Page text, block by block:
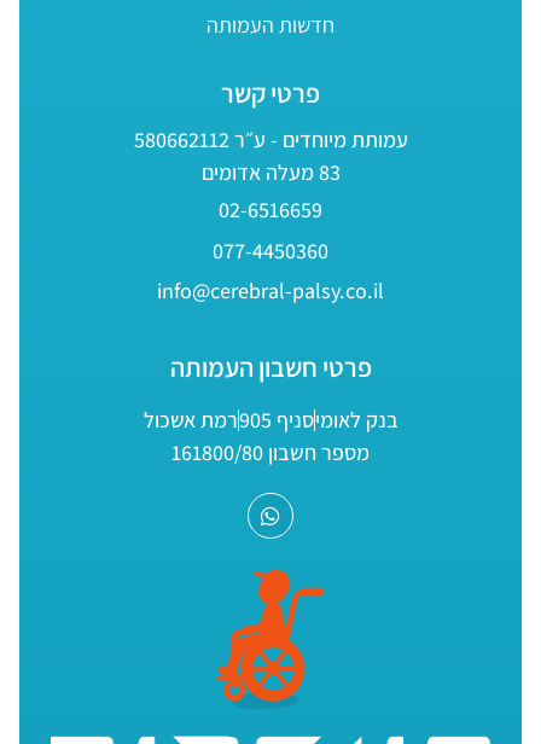
חדשות העמותה
פרטי קשר
עמותת מיוחדים - ע״ר 580662112
83 מעלה אדומים
02-6516659
077-4450360
info@cerebral-palsy.co.il
פרטי חשבון העמותה
בנק לאומיסניף 905
רמת אשכול
מספר חשבון 161800/80